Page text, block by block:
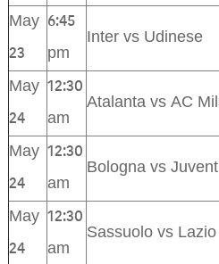
May
23
6:45
pm
Inter vs Udinese
May
24
12:30
am
Atalanta vs AC
May
24
12:30
am
Bologna vs
May
24
12:30
am
Sassuolo vs Lazio